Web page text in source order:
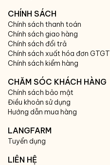
CHÍNH SÁCH
Chính sách thanh toán
Chính sách giao hàng
Chính sách đổi trả
Chính sách xuất hóa đơn GTGT
Chính sách kiểm hàng
CHĂM SÓC KHÁCH HÀNG
Chính sách bảo mật
Điều khoản sử dụng
Hướng dẫn mua hàng
LANGFARM
Tuyển dụng
LIÊN HỆ